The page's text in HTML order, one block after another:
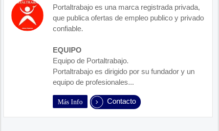
Portaltrabajo es una marca registrada privada,
que publica ofertas de empleo publico y privado
confiable.
EQUIPO
Equipo de Portaltrabajo.
Portaltrabajo es dirigido por su fundador y un
equipo de profesionales...
Más Info Contacto